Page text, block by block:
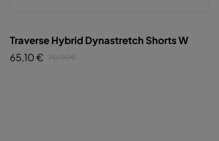
Traverse Hybrid Dynastretch Shorts W
65,10 €
70,00 €